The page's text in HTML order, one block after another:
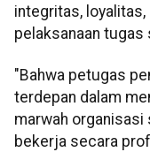
integritas,
pelaksanaan tugas
"Bahwa petugas
terdepan dalam
marwah
bekerja secara